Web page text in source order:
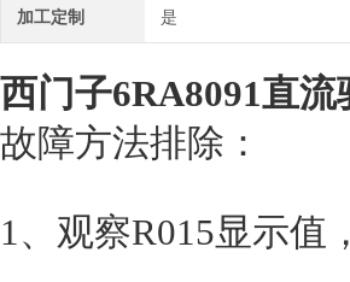
加工定制 是
西门子6RA8091直
故障方法排除：
1、观察R015显示值